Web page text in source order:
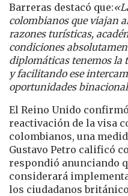
Barreras destacó que:
colombianos que viajan
razones turísticas,
condiciones
diplomáticas tenemos la
y facilitando ese
oportunidades
El Reino Unido
reactivación de la visa
colombianos, una
Gustavo Petro calificó
respondió anunciando
considerará
los ciudadanos